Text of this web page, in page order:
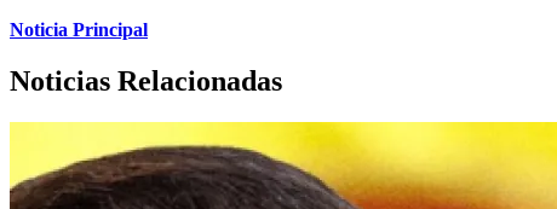
Noticia Principal
Noticias Relacionadas